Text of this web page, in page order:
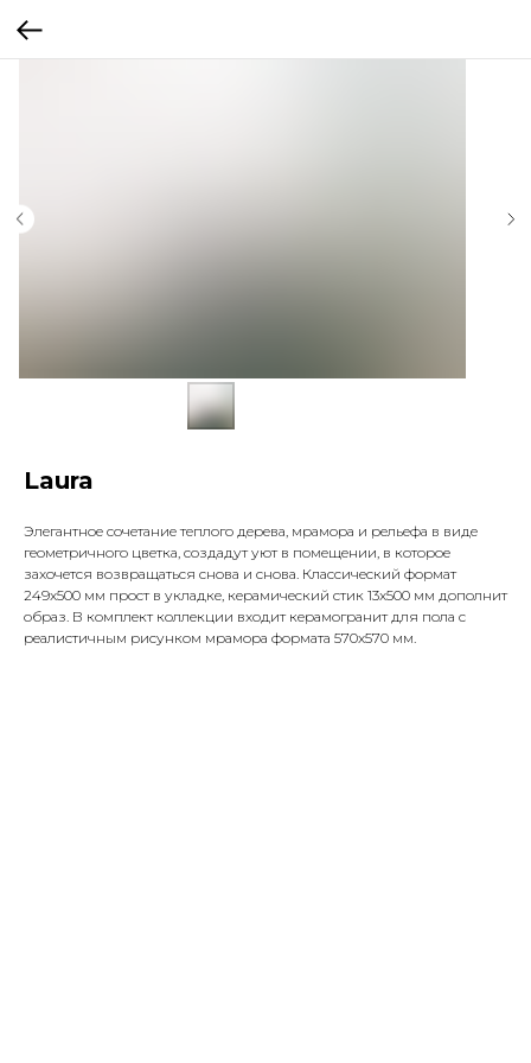
Laura
Элегантное сочетание теплого дерева, мрамора и рельефа в виде
геометричного цветка, создадут уют в помещении, в которое
захочется возвращаться снова и снова. Классический формат
249x500 мм прост в укладке, керамический стик 13x500 мм дополнит
образ. В комплект коллекции входит керамогранит для пола с
реалистичным рисунком мрамора формата 570x570 мм.